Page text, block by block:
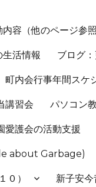
内容（他のページ参照
生活情報 ブログ
町内会行事年間スケ
講習会 パソコン
愛護会の活動支援
about Garbage)
０） 新子安今